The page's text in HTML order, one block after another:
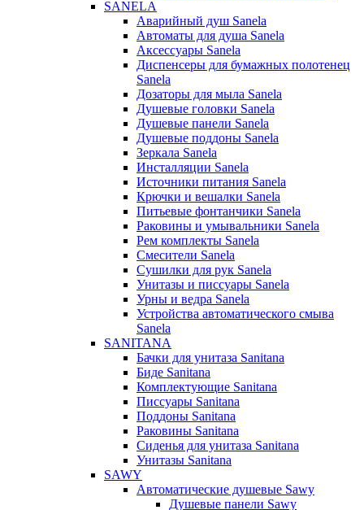
SANELA
Аварийный душ Sanela
Автоматы для душа Sanela
Аксессуары Sanela
Диспенсеры для бумажных полотенец
Sanela
Дозаторы для мыла Sanela
Душевые головки Sanela
Душевые панели Sanela
Душевые поддоны Sanela
Зеркала Sanela
Инсталляции Sanela
Источники питания Sanela
Крючки и вешалки Sanela
Питьевые фонтанчики Sanela
Раковины и умывальники Sanela
Рем комплекты Sanela
Смесители Sanela
Сушилки для рук Sanela
Унитазы и писсуары Sanela
Урны и ведра Sanela
Устройства автоматического смыва
Sanela
SANITANA
Бачки для унитаза Sanitana
Биде Sanitana
Комплектующие Sanitana
Писсуары Sanitana
Поддоны Sanitana
Раковины Sanitana
Сиденья для унитаза Sanitana
Унитазы Sanitana
SAWY
Автоматические душевые Sawy
Душевые панели Sawy